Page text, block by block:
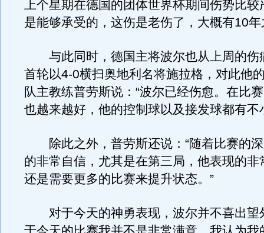
上个星期在德国的团体世界杯期间伤势比较
是能够承受的，这伤是老伤了，大概有10年
与此同时，德国主将波尔也从上周的伤
首轮以4-0横扫奥地利名将施拉格，对此他
队主教练普劳斯说：“波尔已经伤愈。在比
也越来越好，他的控制球以及接发球都有不
除此之外，普劳斯还说：“随着比赛的深
的非常自信，尤其是在第三局，他表现的非
还是需要更多的比赛来提升状态。”
对于今天的神勇表现，波尔并不喜出望